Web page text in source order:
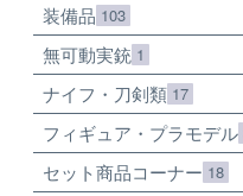
装備品 103
無可動実銃 1
ナイフ・刀剣類 17
フィギュア・プラモデル
セット商品コーナー 18